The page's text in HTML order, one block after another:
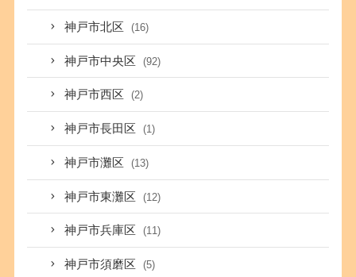
神戸市北区 (16)
神戸市中央区 (92)
神戸市西区 (2)
神戸市長田区 (1)
神戸市灘区 (13)
神戸市東灘区 (12)
神戸市兵庫区 (11)
神戸市須磨区 (5)